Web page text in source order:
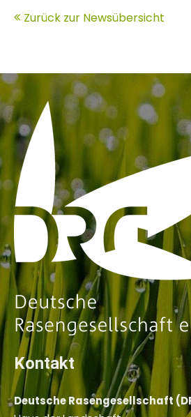
Zurück zur Newsübersicht
Kontakt
Deutsche Rasengesellschaft